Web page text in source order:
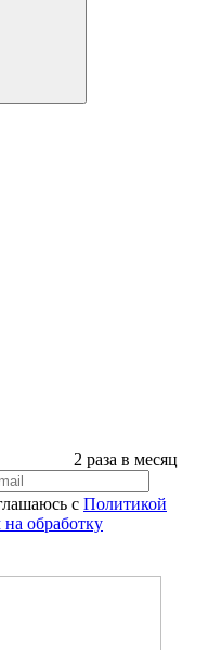
2 раза в месяц
с Политикой
обработку